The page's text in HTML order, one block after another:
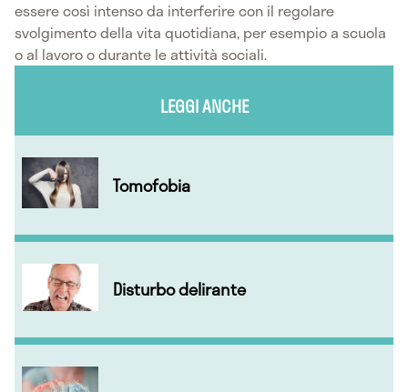
essere così intenso da interferire con il regolare
svolgimento della vita quotidiana, per esempio a scuola
o al lavoro o durante le attività sociali.
LEGGI ANCHE
Tomofobia
Disturbo delirante